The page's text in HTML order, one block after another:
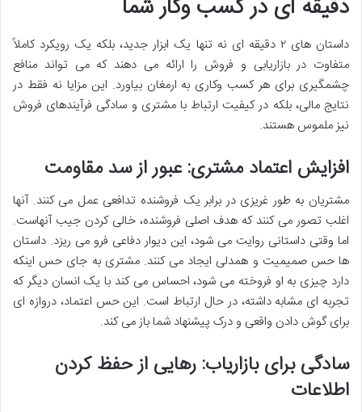
دقیقه ای در کسب وکار شما
داستان های ۲ دقیقه ای نه تنها یک ابزار جدید، بلکه یک رویکرد کاملاً
متفاوت در بازاریابی و فروش را ارائه می دهند که می تواند منافع
چشمگیری برای هر کسب وکاری به ارمغان بیاورد. این مزایا نه فقط در
نتایج مالی، بلکه در کیفیت ارتباط با مشتری و سادگی فرآیندهای فروش
نیز ملموس هستند.
افزایش اعتماد مشتری: عبور از سد مقاومت
مشتریان به طور غریزی در برابر یک فروشنده تدافعی عمل می کنند. آنها
اغلب تصور می کنند که هدف اصلی فروشنده، خالی کردن جیب آنهاست.
اما وقتی داستانی روایت می شود، این دیوار دفاعی فرو می ریزد. داستان
ها حس صمیمیت و همدلی ایجاد می کنند. مشتری به جای حس اینکه
دارد چیزی به او فروخته می شود، احساس می کند با یک انسان دیگر که
تجربه ای مشابه داشته، در حال ارتباط است. این حس اعتماد، دروازه ای
برای گوش دادن واقعی و درک پیشنهاد شما باز می کند.
سادگی برای بازاریاب: رهایی از حفظ کردن
اطلاعات